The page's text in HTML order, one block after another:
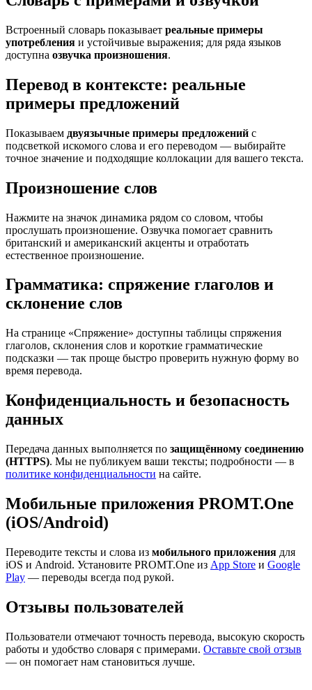
Встроенный словарь показывает реальные примеры
употребления и устойчивые выражения; для ряда языков
доступна озвучка произношения.
Перевод в контексте: реальные
примеры предложений
Показываем двуязычные примеры предложений с
подсветкой искомого слова и его переводом — выбирайте
точное значение и подходящие коллокации для вашего текста.
Произношение слов
Нажмите на значок динамика рядом со словом, чтобы
прослушать произношение. Озвучка помогает сравнить
британский и американский акценты и отработать
естественное произношение.
Грамматика: спряжение глаголов и
склонение слов
На странице «Спряжение» доступны таблицы спряжения
глаголов, склонения слов и короткие грамматические
подсказки — так проще быстро проверить нужную форму во
время перевода.
Конфиденциальность и безопасность
данных
Передача данных выполняется по защищённому соединению
(HTTPS). Мы не публикуем ваши тексты; подробности — в
политике конфиденциальности на сайте.
Мобильные приложения PROMT.One
(iOS/Android)
Переводите тексты и слова из мобильного приложения для
iOS и Android. Установите PROMT.One из App Store и Google
Play — переводы всегда под рукой.
Отзывы пользователей
Пользователи отмечают точность перевода, высокую скорость
работы и удобство словаря с примерами. Оставьте свой отзыв
— он помогает нам становиться лучше.